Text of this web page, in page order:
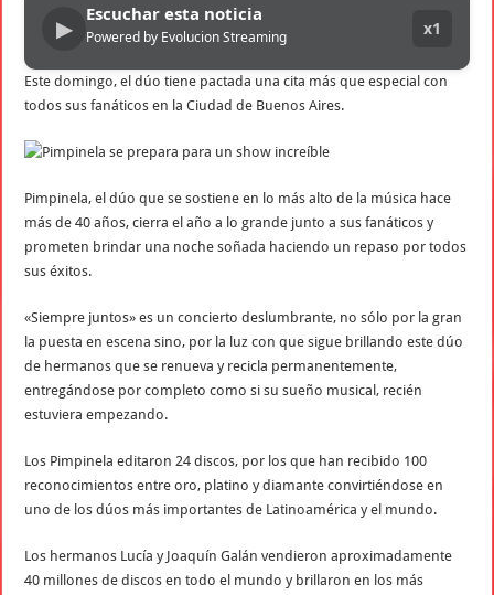
▶
Escuchar esta noticia
Powered by Evolucion Streaming x1
Este domingo, el dúo tiene pactada una cita más que especial con
todos sus fanáticos en la Ciudad de Buenos Aires.
Pimpinela, el dúo que se sostiene en lo más alto de la música hace
más de 40 años, cierra el año a lo grande junto a sus fanáticos y
prometen brindar una noche soñada haciendo un repaso por todos
sus éxitos.
«Siempre juntos» es un concierto deslumbrante, no sólo por la gran
la puesta en escena sino, por la luz con que sigue brillando este dúo
de hermanos que se renueva y recicla permanentemente,
entregándose por completo como si su sueño musical, recién
estuviera empezando.
Los Pimpinela editaron 24 discos, por los que han recibido 100
reconocimientos entre oro, platino y diamante convirtiéndose en
uno de los dúos más importantes de Latinoamérica y el mundo.
Los hermanos Lucía y Joaquín Galán vendieron aproximadamente
40 millones de discos en todo el mundo y brillaron en los más